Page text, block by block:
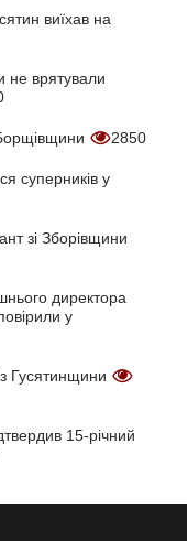
виїхав на
не врятували
2850
суперників у
зі Зборівщини
директора
у
Гусятинщини
15-річний